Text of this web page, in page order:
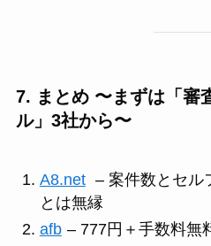
7. まとめ 〜まずは「審
ル」3社から〜
A8.net – 案件数とセル
とは無縁
afb – 777円＋手数料無